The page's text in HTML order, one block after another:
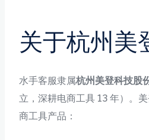
关于杭州美
水手客服隶属杭州美登科技股
立，深耕电商工具 13 年）。
商工具产品：